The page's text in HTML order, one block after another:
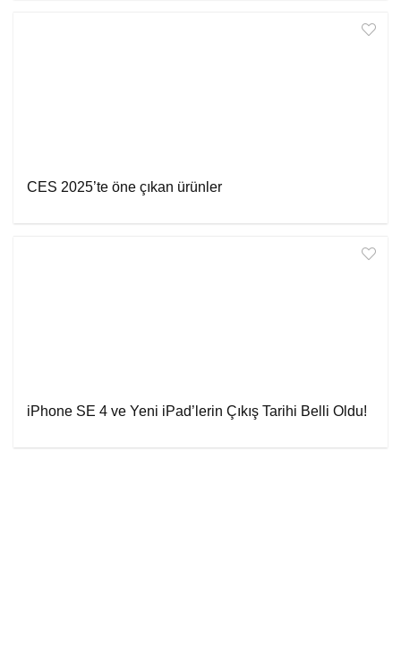
CES 2025’te öne çıkan ürünler
iPhone SE 4 ve Yeni iPad’lerin Çıkış Tarihi Belli Oldu!